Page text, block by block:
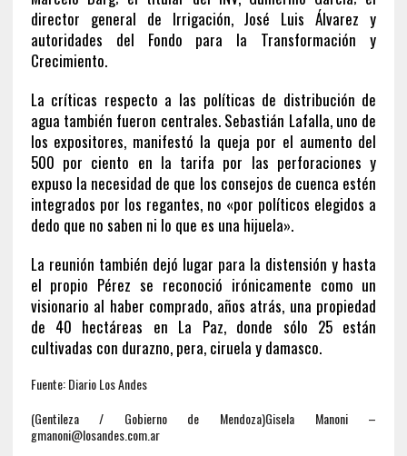
director general de Irrigación, José Luis Álvarez y
autoridades del Fondo para la Transformación y
Crecimiento.
La críticas respecto a las políticas de distribución de
agua también fueron centrales. Sebastián Lafalla, uno de
los expositores, manifestó la queja por el aumento del
500 por ciento en la tarifa por las perforaciones y
expuso la necesidad de que los consejos de cuenca estén
integrados por los regantes, no «por políticos elegidos a
dedo que no saben ni lo que es una hijuela».
La reunión también dejó lugar para la distensión y hasta
el propio Pérez se reconoció irónicamente como un
visionario al haber comprado, años atrás, una propiedad
de 40 hectáreas en La Paz, donde sólo 25 están
cultivadas con durazno, pera, ciruela y damasco.
Fuente: Diario Los Andes
(Gentileza / Gobierno de Mendoza)Gisela Manoni –
gmanoni@losandes.com.ar